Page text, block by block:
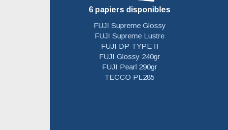
6 papiers disponibles
FUJI Supreme Glossy
FUJI Supreme Lustre
FUJI DP TYPE II
FUJI Glossy 240gr
FUJI Pearl 290gr
TECCO PL285